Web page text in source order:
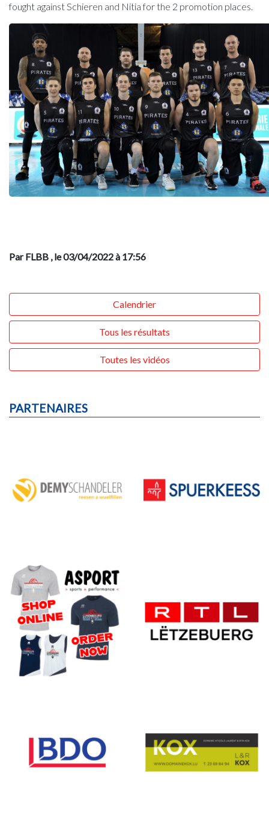
fought against Schieren and Nitia for the 2 promotion places.
Par FLBB , le 03/04/2022 à 17:56
Calendrier
Tous les résultats
Toutes les vidéos
PARTENAIRES